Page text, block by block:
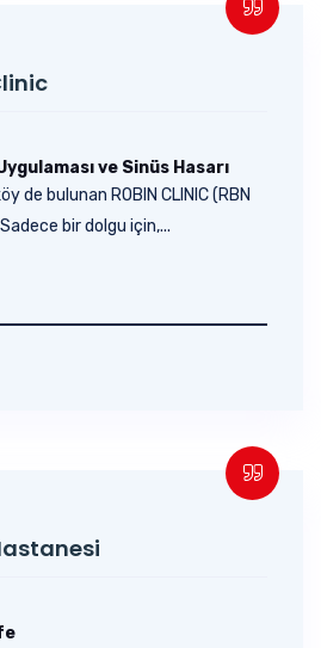
ve Sinüs Hasarı
bir dolgu için,...